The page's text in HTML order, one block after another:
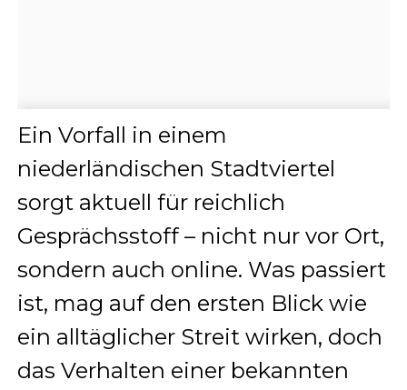
Ein Vorfall in einem
niederländischen Stadtviertel
sorgt aktuell für reichlich
Gesprächsstoff – nicht nur vor Ort,
sondern auch online. Was passiert
ist, mag auf den ersten Blick wie
ein alltäglicher Streit wirken, doch
das Verhalten einer bekannten